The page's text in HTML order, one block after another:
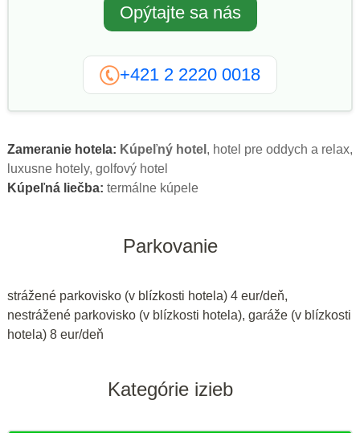
Opýtajte sa nás
+421 2 2220 0018
Zameranie hotela: Kúpeľný hotel , hotel pre oddych a relax,
luxusne hotely, golfový hotel
Kúpeľná liečba: termálne kúpele
Parkovanie
strážené parkovisko (v blízkosti hotela) 4 eur/deň,
nestrážené parkovisko (v blízkosti hotela), garáže (v blízkosti
hotela) 8 eur/deň
Kategórie izieb